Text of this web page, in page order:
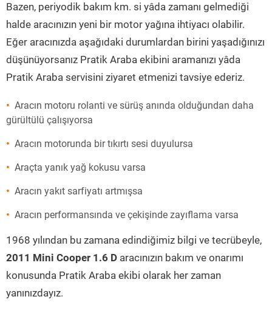
Bazen, periyodik bakım km. si yâda zamanı gelmediği
halde aracınızın yeni bir motor yağına ihtiyacı olabilir.
Eğer aracınızda aşağıdaki durumlardan birini yaşadığınızı
düşünüyorsanız Pratik Araba ekibini aramanızı yâda
Pratik Araba servisini ziyaret etmenizi tavsiye ederiz.
Aracın motoru rolanti ve sürüş anında olduğundan daha
gürültülü çalışıyorsa
Aracın motorunda bir tıkırtı sesi duyulursa
Araçta yanık yağ kokusu varsa
Aracın yakıt sarfiyatı artmışsa
Aracın performansında ve çekişinde zayıflama varsa
1968 yılından bu zamana edindiğimiz bilgi ve tecrübeyle,
2011 Mini Cooper 1.6 D aracınızın bakım ve onarımı
konusunda Pratik Araba ekibi olarak her zaman
yanınızdayız.